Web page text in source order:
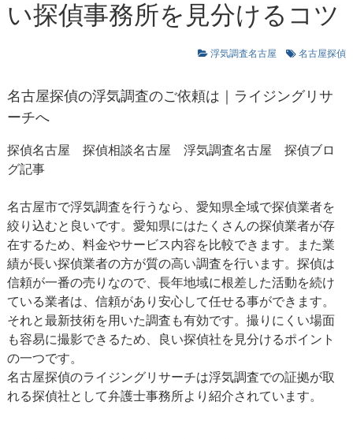
い探偵事務所を見分けるコツ
浮気調査名古屋 名古屋探偵
名古屋探偵の浮気調査のご依頼は｜ライジングリサ
ーチへ
探偵名古屋 探偵相談名古屋 浮気調査名古屋 探偵ブロ
グ記事
名古屋市で浮気調査を行うなら、愛知県全域で探偵業者を
絞り込むと良いです。愛知県にはたくさんの探偵業者が存
在するため、料金やサービス内容を比較できます。また業
績が長い探偵業者の方が質の高い調査を行います。探偵は
信頼が一番の売りなので、長年地域に根差した活動を続け
ている業者は、信頼があり安心して任せる事ができます。
それと最新技術を用いた調査も有効です。撮りにくい場面
も容易に撮影できるため、良い探偵社を見分けるポイント
の一つです。
名古屋探偵のライジングリサーチは浮気調査での証拠が取
れる探偵社として弁護士事務所より紹介されています。